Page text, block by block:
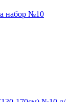
набор №10